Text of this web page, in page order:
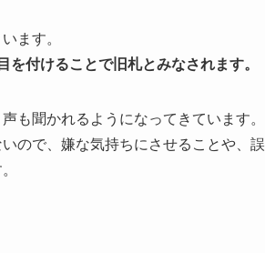
ます。
を付けることで旧札とみなされます。
も聞かれるようになってきています。
ので、嫌な気持ちにさせることや、誤